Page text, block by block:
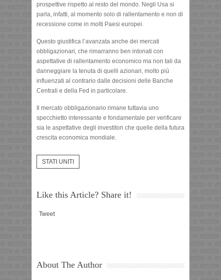
prospettive rispetto al resto del mondo. Negli Usa si
parla, infatti, al momento solo di rallentamento e non di
recessione come in molti Paesi europei.
Questo giustifica l’avanzata anche dei mercati
obbligazionari, che rimarranno ben intonati con
aspettative di rallentamento economico ma non tali da
danneggiare la tenuta di quelli azionari, molto più
influenzati al contrario dalle decisioni delle Banche
Centrali e della Fed in particolare.
Il mercato obbligazionario rimane tuttavia uno
specchietto interessante e fondamentale per verificare
sia le aspettative degli investitori che quelle della futura
crescita economica mondiale.
STATI UNITI
Like this Article? Share it!
Tweet
About The Author